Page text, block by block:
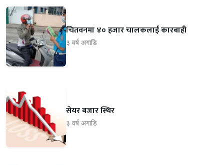
चितवनमा ४० हजार चालकलाई कारबाही
३ वर्ष अगाडि
सेयर बजार स्थिर
३ वर्ष अगाडि